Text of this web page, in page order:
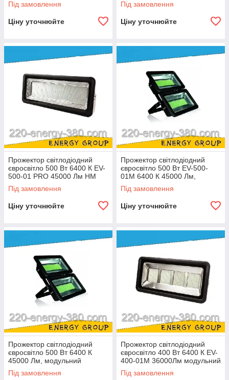
Під замовлення
Ціну уточнюйте
Під замовлення
Ціну уточнюйте
Прожектор світлодіодний
євросвітло 500 Вт 6400 К EV-
500-01 PRO 45000 Лм HM
Під замовлення
Ціну уточнюйте
Прожектор світлодіодний
євросвітло 500 Вт EV-500-
01M 6400 К 45000 Лм,
модульний
Під замовлення
Ціну уточнюйте
Прожектор світлодіодний
євросвітло 500 Вт 6400 К
45000 Лм, модульний
Під замовлення
Прожектор світлодіодний
євросвітло 400 Вт 6400 К EV-
400-01М 36000Лм модульний
Під замовлення